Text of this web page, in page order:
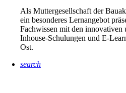
Als Muttergesellschaft der
ein besonderes Lernangebot
Fachwissen mit den innovativen
Inhouse-Schulungen und E-
Ost.
search